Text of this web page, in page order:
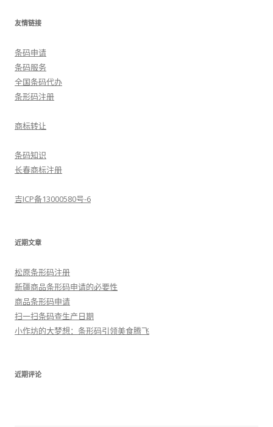
友情链接
条码申请
条码服务
全国条码代办
条形码注册
商标转让
条码知识
长春商标注册
吉ICP备13000580号-6
近期文章
松原条形码注册
新疆商品条形码申请的必要性
商品条形码申请
扫一扫条码查生产日期
小作坊的大梦想：条形码引领美食腾飞
近期评论